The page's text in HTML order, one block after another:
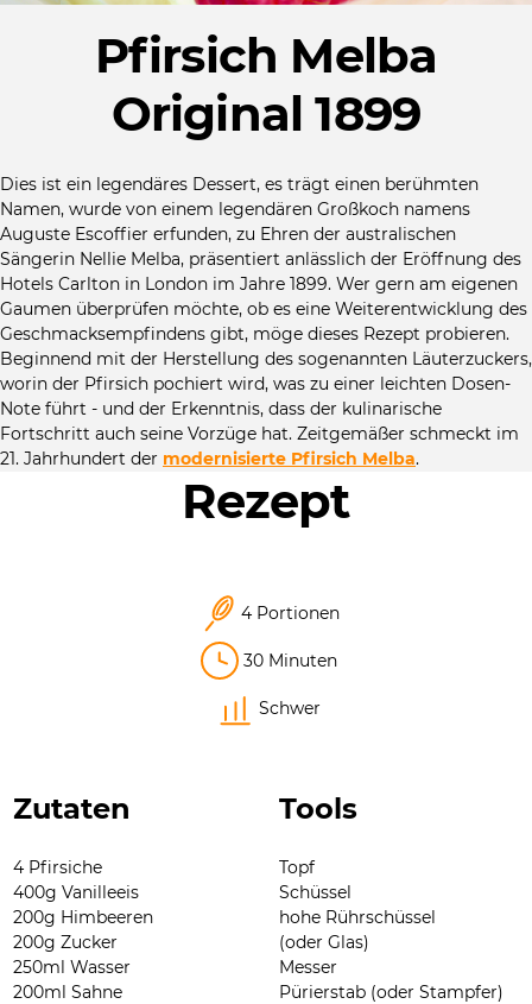
Pfirsich Melba
Original 1899
Dies ist ein legendäres Dessert, es trägt einen berühmten
Namen, wurde von einem legendären Großkoch namens
Auguste Escoffier erfunden, zu Ehren der australischen
Sängerin Nellie Melba, präsentiert anlässlich der Eröffnung des
Hotels Carlton in London im Jahre 1899. Wer gern am eigenen
Gaumen überprüfen möchte, ob es eine Weiterentwicklung des
Geschmacksempfindens gibt, möge dieses Rezept probieren.
Beginnend mit der Herstellung des sogenannten Läuterzuckers,
worin der Pfirsich pochiert wird, was zu einer leichten Dosen-
Note führt - und der Erkenntnis, dass der kulinarische
Fortschritt auch seine Vorzüge hat. Zeitgemäßer schmeckt im
21. Jahrhundert der modernisierte Pfirsich Melba.
Rezept
4 Portionen
30 Minuten
Schwer
Zutaten
4 Pfirsiche
400g Vanilleeis
200g Himbeeren
200g Zucker
250ml Wasser
200ml Sahne
Tools
Topf
Schüssel
hohe Rührschüssel
(oder Glas)
Messer
Pürierstab (oder Stampfer)